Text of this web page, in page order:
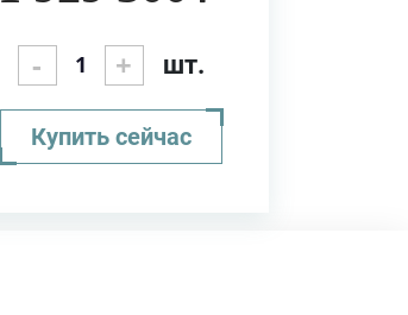
- + шт.
Купить сейчас